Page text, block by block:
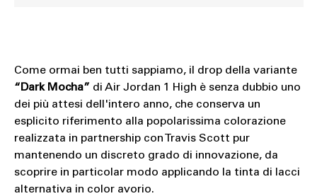
Come ormai ben tutti sappiamo, il drop della variante
“Dark Mocha” di Air Jordan 1 High è senza dubbio uno
dei più attesi dell'intero anno, che conserva un
esplicito riferimento alla popolarissima colorazione
realizzata in partnership con Travis Scott pur
mantenendo un discreto grado di innovazione, da
scoprire in particolar modo applicando la tinta di lacci
alternativa in color avorio.